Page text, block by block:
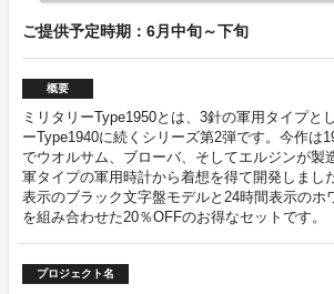
ご提供予定時期：6月中旬～下旬
概要
ミリタリーType1950とは、3針の軍用タイプと
ーType1940に続くシリーズ第2弾です。今作は
でウオルサム、ブローバ、そしてエルジンが製
軍タイプの軍用時計から着想を得て開発しまし
表示のブラック文字盤モデルと24時間表示のホ
を組み合わせた20％OFFのお得なセットです。
プロジェクト名